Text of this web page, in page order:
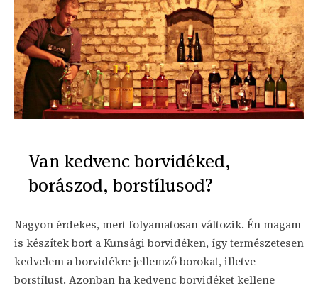
Van kedvenc borvidéked,
borászod, borstílusod?
Nagyon érdekes, mert folyamatosan változik. Én magam
is készítek bort a Kunsági borvidéken, így természetesen
kedvelem a borvidékre jellemző borokat, illetve
borstílust. Azonban ha kedvenc borvidéket kellene